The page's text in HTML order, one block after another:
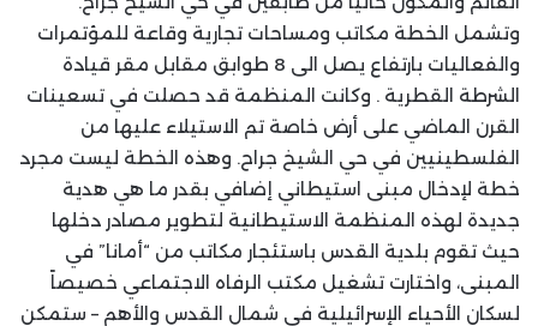
وتشمل الخطة مكاتب ومساحات تجارية وقاعة للمؤتمرات
والفعاليات بارتفاع يصل الى 8 طوابق مقابل مقر قيادة
الشرطة القطرية . وكانت المنظمة قد حصلت في تسعينات
القرن الماضي على أرض خاصة تم الاستيلاء عليها من
الفلسطينيين في حي الشيخ جراح. وهذه الخطة ليست مجرد
خطة لإدخال مبنى استيطاني إضافي بقدر ما هي هدية
جديدة لهذه المنظمة الاستيطانية لتطوير مصادر دخلها
حيث تقوم بلدية القدس باستئجار مكاتب من “أمانا” في
المبنى، واختارت تشغيل مكتب الرفاه الاجتماعي خصيصاً
لسكان الأحياء الإسرائيلية في شمال القدس والأهم – ستمكن